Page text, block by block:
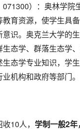
071300）：奥林学
育资源，使学生具
识。奥克兰大学的
态学、群落生态学
态学专业知识，学
机构和政府等部门。
10人， 学制一般2年，